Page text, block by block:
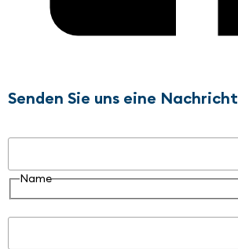
Senden Sie uns eine Nachricht
Name